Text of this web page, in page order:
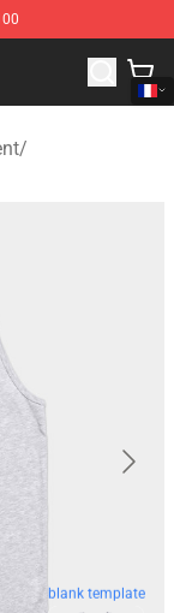
Shop
/
blank template